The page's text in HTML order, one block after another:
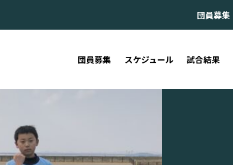
団員募集
団員募集 スケジュール 試合結果